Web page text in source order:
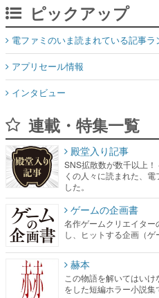
ピックアップ
電ファミのいま読まれている記事ラ
アプリセール情報
インタビュー
連載・特集一覧
殿堂入り記事
SNS拡散数が数千以上
くの人々に読まれた、電
した。
ゲームの企画書
名作ゲームクリエイター
し、ヒットする企画（ゲ
赫本
この物語を解いてはい
をした短編ホラー小説集